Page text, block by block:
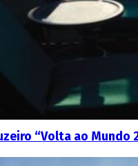
“Volta ao